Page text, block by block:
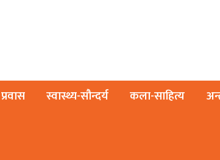
प्रवास स्वास्थ्य-सौन्दर्य कला-साहित्य